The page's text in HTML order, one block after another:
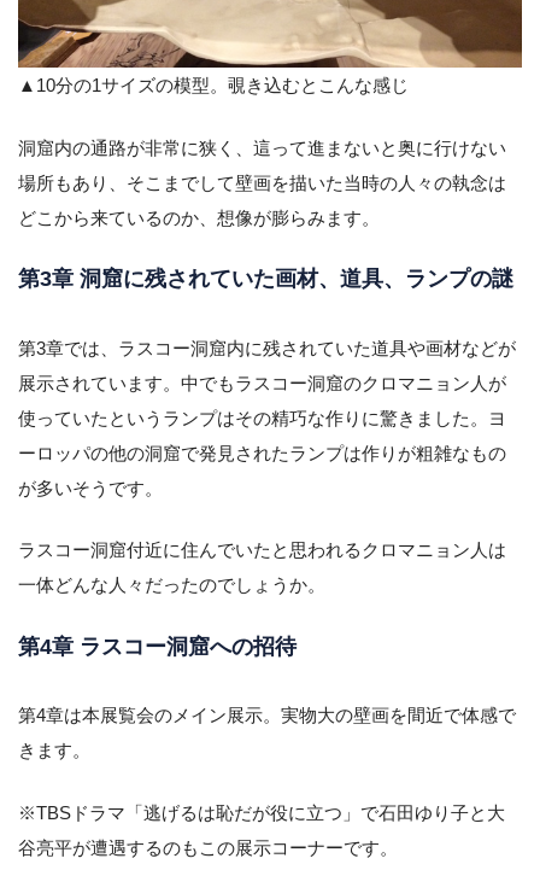
▲10分の1サイズの模型。覗き込むとこんな感じ
洞窟内の通路が非常に狭く、這って進まないと奥に行けない
場所もあり、そこまでして壁画を描いた当時の人々の執念は
どこから来ているのか、想像が膨らみます。
第3章 洞窟に残されていた画材、道具、ランプの謎
第3章では、ラスコー洞窟内に残されていた道具や画材などが
展示されています。中でもラスコー洞窟のクロマニョン人が
使っていたというランプはその精巧な作りに驚きました。ヨ
ーロッパの他の洞窟で発見されたランプは作りが粗雑なもの
が多いそうです。
ラスコー洞窟付近に住んでいたと思われるクロマニョン人は
一体どんな人々だったのでしょうか。
第4章 ラスコー洞窟への招待
第4章は本展覧会のメイン展示。実物大の壁画を間近で体感で
きます。
※TBSドラマ「逃げるは恥だが役に立つ」で石田ゆり子と大
谷亮平が遭遇するのもこの展示コーナーです。